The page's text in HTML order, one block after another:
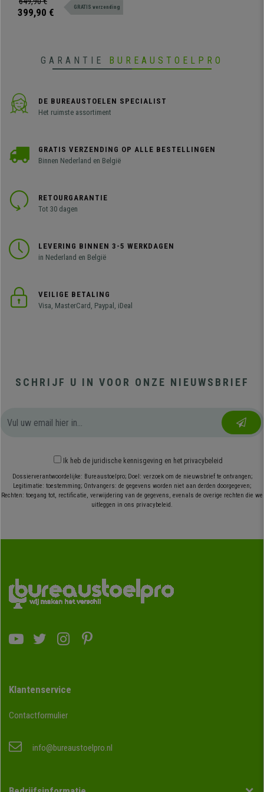
designszittingen. Zeer resistent,
399,90 € GRATIS verzending
GARANTIE BUREAUSTOELPRO
DE BUREAUSTOELEN SPECIALIST
Het ruimste assortiment
GRATIS VERZENDING OP ALLE BESTELLINGEN
Binnen Nederland en België
RETOURGARANTIE
Tot 30 dagen
LEVERING BINNEN 3-5 WERKDAGEN
in Nederland en België
VEILIGE BETALING
Visa, MasterCard, Paypal, iDeal
SCHRIJF U IN VOOR ONZE NIEUWSBRIEF
Ik heb de juridische kennisgeving en het privacybeleid
Dossierverantwoordelijke: Bureaustoelpro; Doel: verzoek om de nieuwsbrief te ontvangen;
Legitimatie: toestemming; Ontvangers: de gegevens worden niet aan derden doorgegeven;
Rechten: toegang tot, rectificatie, verwijdering van de gegevens, evenals de overige rechten die we
uitleggen in ons privacybeleid.
Klantenservice
Contactformulier
info@bureaustoelpro.nl